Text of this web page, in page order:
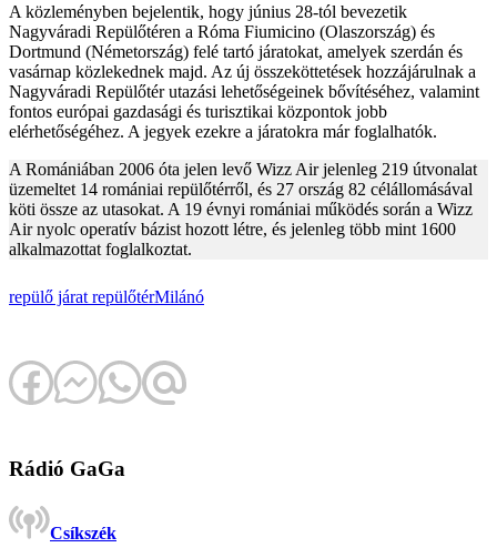
A közleményben bejelentik, hogy június 28-tól bevezetik
Nagyváradi Repülőtéren a Róma Fiumicino (Olaszország) és
Dortmund (Németország) felé tartó járatokat, amelyek szerdán és
vasárnap közlekednek majd. Az új összeköttetések hozzájárulnak a
Nagyváradi Repülőtér utazási lehetőségeinek bővítéséhez, valamint
fontos európai gazdasági és turisztikai központok jobb
elérhetőségéhez. A jegyek ezekre a járatokra már foglalhatók.
A Romániában 2006 óta jelen levő Wizz Air jelenleg 219 útvonalat
üzemeltet 14 romániai repülőtérről, és 27 ország 82 célállomásával
köti össze az utasokat. A 19 évnyi romániai működés során a Wizz
Air nyolc operatív bázist hozott létre, és jelenleg több mint 1600
alkalmazottat foglalkoztat.
repülő járat repülőtérMilánó
Rádió GaGa
Csíkszék